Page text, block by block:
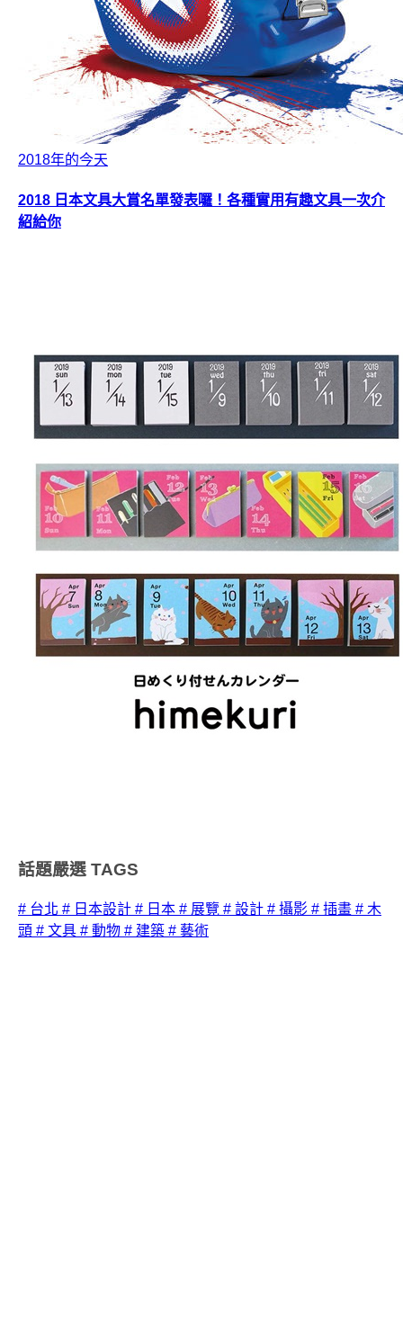
2018年的今天
2018 日本文具大賞名單發表囉！各種實用有趣文具一次介
紹給你
話題嚴選 TAGS
# 台北 # 日本設計 # 日本 # 展覽 # 設計 # 攝影 # 插畫 # 木
頭 # 文具 # 動物 # 建築 # 藝術